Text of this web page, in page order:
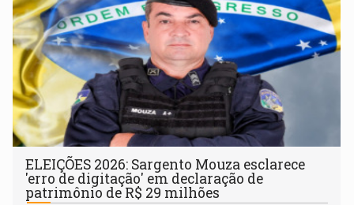
ELEIÇÕES 2026: Sargento Mouza esclarece
'erro de digitação' em declaração de
patrimônio de R$ 29 milhões